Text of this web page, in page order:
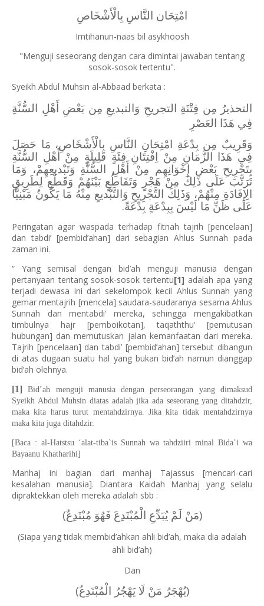
امْتِحَان النَّاسِ بِالْأَشْخَاصِ
Imtihanun-naas bil asykhoosh
"Menguji seseorang dengan cara dimintai jawaban tentang
sosok-sosok tertentu".
Syeikh Abdul Muhsin al-Abbaad berkata :
التحذيرُ مِن فِتْنَةِ التجريحِ وَالتبديعِ مِن بَعْضِ أَهْلِ السُّنَّةِ
فِي هَذَا العَصْرِ
وَقَرِيبٌ مِن بِدْعَةِ امْتِحَانِ النَّاسِ بِالْأَشْخَاصِ، مَا حَصَلَ
فِي هَذَا الزَّمَانِ مِنْ اِفْتِتَانِ فِئَةٍ قَلِيلَةٍ مِنْ أَهْلِ السُّنَّةِ
بِتَجْرِيحِ بَعْضِ إِخْوَانِهِم مِنْ أَهْلِ السُّنَّةِ وَتَبْديعِهِمْ، وَمَا
تَرَتَّبَ عَلَى ذَلِكَ مِنْ هَجْرٍ وَتَقَاطُعٍ بَيْنَهُمْ وَقَطْعِ لِطَرِيقِ
الِإفَادَةِ مِنْهُمْ، وَذَلِكَ التَّجْرِيحِ وَالتَّبْديعِ مِنْهُ مَا يَكُونُ مَبْنِيًّا
عَلَى ظَنِّ مَا لَيْسَ بِبِدْعَةٍ بِدْعَةً.
Peringatan agar waspada terhadap fitnah tajrih [pencelaan]
dan tabdi’ [pembid’ahan] dari sebagian Ahlus Sunnah pada
zaman ini.
“ Yang semisal dengan bid’ah menguji manusia dengan
pertanyaan tentang sosok-sosok tertentu[1] adalah apa yang
terjadi dewasa ini dari sekelompok kecil Ahlus Sunnah yang
gemar mentajrih [mencela] saudara-saudaranya sesama Ahlus
Sunnah dan mentabdi’ mereka, sehingga mengakibatkan
timbulnya hajr [pemboikotan], taqaththu’ [pemutusan
hubungan] dan memutuskan jalan kemanfaatan dari mereka.
Tajrih [pencelaan] dan tabdi’ [pembid’ahan] tersebut dibangun
di atas dugaan suatu hal yang bukan bid’ah namun dianggap
bid’ah olehnya.
[1]
Bid’ah menguji manusia dengan perseorangan yang dimaksud
Syeikh Abdul Muhsin diatas adalah jika ada seseorang yang ditahdzir,
maka kita harus turut mentahdzirnya. Jika kita tidak mentahdzirnya
maka kita juga ditahdzir.
[Baca : al-Hatstsu ‘alat-tiba`is Sunnah wa tahdziiri minal Bida’i wa
Bayaanu Khatharihi]
Manhaj ini bagian dari manhaj Tajassus [mencari-cari
kesalahan manusia]. Diantara Kaidah Manhaj yang selalu
dipraktekkan oleh mereka adalah sbb :
(مَنْ لَمْ يُبَدِّعِ الْمُبْتَدِعَ فَهُوَ مُبْتَدِعٌ)
(Siapa yang tidak membid’ahkan ahli bid’ah, maka dia adalah
ahli bid’ah)
Dan
(يُهْجَرُ مَنْ لَا يَهْجُرُ الْمُبْتَدِعُ)